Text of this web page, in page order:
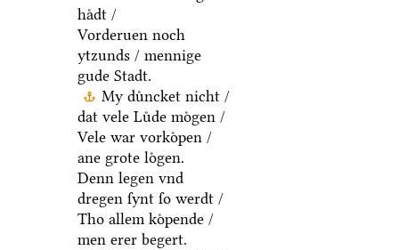
haͤdt /
Vorderuen noch
ytzunds / mennige
gude Stadt.
My duͤncket nicht /
dat vele Luͤde moͤgen /
Vele war vorkoͤpen /
ane grote loͤgen.
Denn legen vnd
dregen ſynt ſo werdt /
Tho allem koͤpende /
men erer begert.